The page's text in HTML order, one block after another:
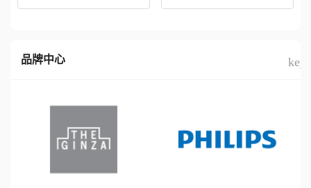
品牌中心